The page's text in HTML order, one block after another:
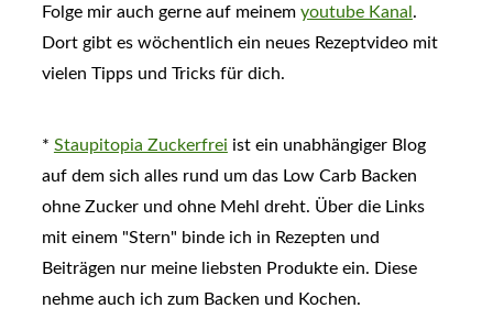
Folge mir auch gerne auf meinem youtube Kanal .
Dort gibt es wöchentlich ein neues Rezeptvideo mit
vielen Tipps und Tricks für dich.
* Staupitopia Zuckerfrei ist ein unabhängiger Blog
auf dem sich alles rund um das Low Carb Backen
ohne Zucker und ohne Mehl dreht. Über die Links
mit einem "Stern" binde ich in Rezepten und
Beiträgen nur meine liebsten Produkte ein. Diese
nehme auch ich zum Backen und Kochen.